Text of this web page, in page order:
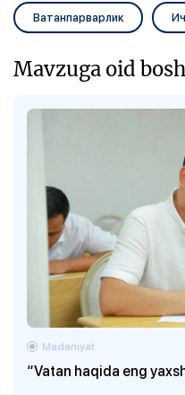
Ватанпарварлик
Mavzuga oid
“Vatan haqida eng
Madaniyat